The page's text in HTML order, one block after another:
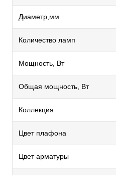
Диаметр,мм
Количество ламп
Мощность, Вт
Общая мощность, Вт
Коллекция
Цвет плафона
Цвет арматуры